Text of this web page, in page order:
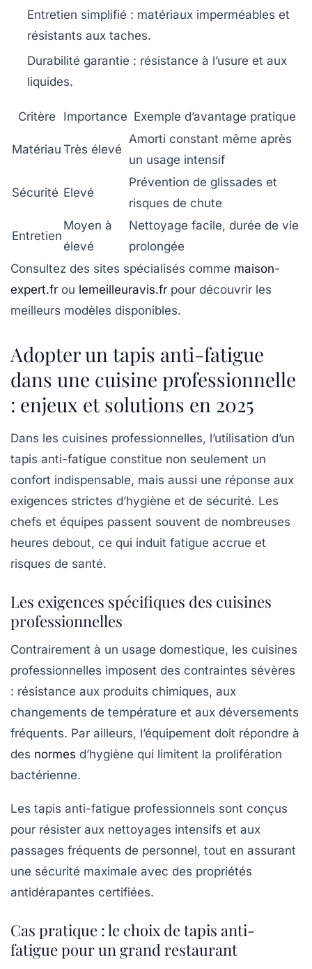
Entretien simplifié : matériaux imperméables et
résistants aux taches.
Durabilité garantie : résistance à l’usure et aux
liquides.
Critère Importance Exemple d’avantage pratique
Matériau Très élevé
Amorti constant même après
un usage intensif
Sécurité Elevé
Prévention de glissades et
risques de chute
Entretien
Moyen à
élevé
Nettoyage facile, durée de vie
prolongée
Consultez des sites spécialisés comme maison-
expert.fr ou lemeilleuravis.fr pour découvrir les
meilleurs modèles disponibles.
Adopter un tapis anti-fatigue
dans une cuisine professionnelle
: enjeux et solutions en 2025
Dans les cuisines professionnelles, l’utilisation d’un
tapis anti-fatigue constitue non seulement un
confort indispensable, mais aussi une réponse aux
exigences strictes d’hygiène et de sécurité. Les
chefs et équipes passent souvent de nombreuses
heures debout, ce qui induit fatigue accrue et
risques de santé.
Les exigences spécifiques des cuisines
professionnelles
Contrairement à un usage domestique, les cuisines
professionnelles imposent des contraintes sévères
: résistance aux produits chimiques, aux
changements de température et aux déversements
fréquents. Par ailleurs, l’équipement doit répondre à
des normes d’hygiène qui limitent la prolifération
bactérienne.
Les tapis anti-fatigue professionnels sont conçus
pour résister aux nettoyages intensifs et aux
passages fréquents de personnel, tout en assurant
une sécurité maximale avec des propriétés
antidérapantes certifiées.
Cas pratique : le choix de tapis anti-
fatigue pour un grand restaurant